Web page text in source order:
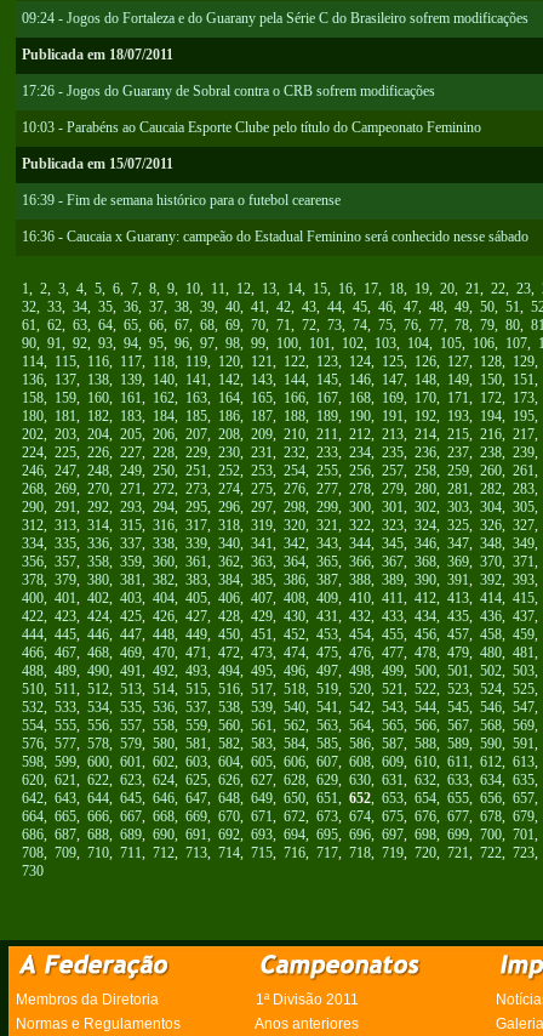
09:24 - Jogos do Fortaleza e do Guarany pela Série C do Brasileiro sofrem modificações
Publicada em 18/07/2011
17:26 - Jogos do Guarany de Sobral contra o CRB sofrem modificações
10:03 - Parabéns ao Caucaia Esporte Clube pelo título do Campeonato Feminino
Publicada em 15/07/2011
16:39 - Fim de semana histórico para o futebol cearense
16:36 - Caucaia x Guarany: campeão do Estadual Feminino será conhecido nesse sábado
1, 2, 3, 4, 5, 6, 7, 8, 9, 10, 11, 12, 13, 14, 15, 16, 17, 18, 19, 20, 21, 22, 23,
32, 33, 34, 35, 36, 37, 38, 39, 40, 41, 42, 43, 44, 45, 46, 47, 48, 49, 50, 51,
61, 62, 63, 64, 65, 66, 67, 68, 69, 70, 71, 72, 73, 74, 75, 76, 77, 78, 79, 80,
90, 91, 92, 93, 94, 95, 96, 97, 98, 99, 100, 101, 102, 103, 104, 105, 106, 107,
114, 115, 116, 117, 118, 119, 120, 121, 122, 123, 124, 125, 126, 127, 128, 129
136, 137, 138, 139, 140, 141, 142, 143, 144, 145, 146, 147, 148, 149, 150, 151
158, 159, 160, 161, 162, 163, 164, 165, 166, 167, 168, 169, 170, 171, 172, 173
180, 181, 182, 183, 184, 185, 186, 187, 188, 189, 190, 191, 192, 193, 194, 195
202, 203, 204, 205, 206, 207, 208, 209, 210, 211, 212, 213, 214, 215, 216, 217
224, 225, 226, 227, 228, 229, 230, 231, 232, 233, 234, 235, 236, 237, 238, 239
246, 247, 248, 249, 250, 251, 252, 253, 254, 255, 256, 257, 258, 259, 260, 261
268, 269, 270, 271, 272, 273, 274, 275, 276, 277, 278, 279, 280, 281, 282, 283
290, 291, 292, 293, 294, 295, 296, 297, 298, 299, 300, 301, 302, 303, 304, 305
312, 313, 314, 315, 316, 317, 318, 319, 320, 321, 322, 323, 324, 325, 326, 327
334, 335, 336, 337, 338, 339, 340, 341, 342, 343, 344, 345, 346, 347, 348, 349
356, 357, 358, 359, 360, 361, 362, 363, 364, 365, 366, 367, 368, 369, 370, 371
378, 379, 380, 381, 382, 383, 384, 385, 386, 387, 388, 389, 390, 391, 392, 393
400, 401, 402, 403, 404, 405, 406, 407, 408, 409, 410, 411, 412, 413, 414, 415
422, 423, 424, 425, 426, 427, 428, 429, 430, 431, 432, 433, 434, 435, 436, 437
444, 445, 446, 447, 448, 449, 450, 451, 452, 453, 454, 455, 456, 457, 458, 459
466, 467, 468, 469, 470, 471, 472, 473, 474, 475, 476, 477, 478, 479, 480, 481
488, 489, 490, 491, 492, 493, 494, 495, 496, 497, 498, 499, 500, 501, 502, 503
510, 511, 512, 513, 514, 515, 516, 517, 518, 519, 520, 521, 522, 523, 524, 525
532, 533, 534, 535, 536, 537, 538, 539, 540, 541, 542, 543, 544, 545, 546, 547
554, 555, 556, 557, 558, 559, 560, 561, 562, 563, 564, 565, 566, 567, 568, 569
576, 577, 578, 579, 580, 581, 582, 583, 584, 585, 586, 587, 588, 589, 590, 591
598, 599, 600, 601, 602, 603, 604, 605, 606, 607, 608, 609, 610, 611, 612, 613
620, 621, 622, 623, 624, 625, 626, 627, 628, 629, 630, 631, 632, 633, 634, 635
642, 643, 644, 645, 646, 647, 648, 649, 650, 651, 652, 653, 654, 655, 656, 657
664, 665, 666, 667, 668, 669, 670, 671, 672, 673, 674, 675, 676, 677, 678, 679
686, 687, 688, 689, 690, 691, 692, 693, 694, 695, 696, 697, 698, 699, 700, 701
708, 709, 710, 711, 712, 713, 714, 715, 716, 717, 718, 719, 720, 721, 722, 723
730
Membros da Diretoria 1ª Divisão 2011
Normas e Regulamentos
Anos anteriores